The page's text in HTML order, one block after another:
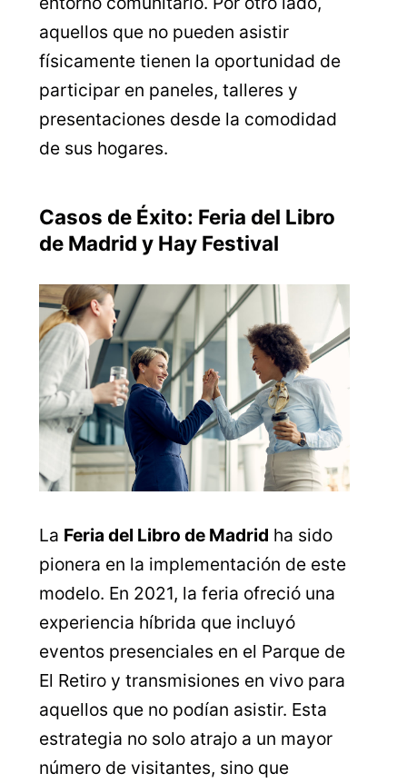
aquellos que no pueden asistir
físicamente tienen la oportunidad de
participar en paneles, talleres y
presentaciones desde la comodidad
de sus hogares.
Casos de Éxito: Feria del Libro
de Madrid y Hay Festival
La Feria del Libro de Madrid ha sido
pionera en la implementación de este
modelo. En 2021, la feria ofreció una
experiencia híbrida que incluyó
eventos presenciales en el Parque de
El Retiro y transmisiones en vivo para
aquellos que no podían asistir. Esta
estrategia no solo atrajo a un mayor
número de visitantes, sino que